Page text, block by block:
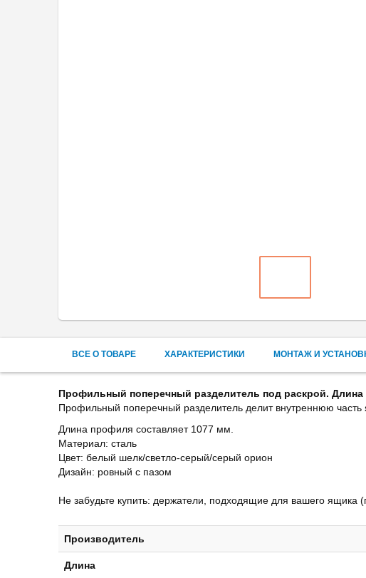
ВСЕ О ТОВАРЕ ХАРАКТЕРИСТИКИ МОНТАЖ И
Профильный поперечный разделитель под раскрой. Длина
Профильный поперечный разделитель делит внутреннюю
Длина профиля составляет 1077 мм.
Материал: сталь
Цвет: белый шелк/светло-серый/серый орион
Дизайн: ровный с пазом
Не забудьте купить: держатели, подходящие для вашего ящика
Производитель
Длина